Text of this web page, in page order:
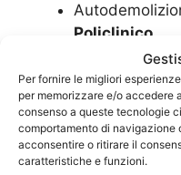
Per fornire le migliori
per memorizzare e/o accedere
consenso a queste tecnologie
comportamento di navigazione
acconsentire o ritirare il
caratteristiche e funzioni.
Policlinico
Policlinico
Policlinico
Policlinico